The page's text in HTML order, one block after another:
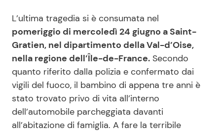
L’ultima tragedia si è consumata nel
pomeriggio di mercoledì 24 giugno a Saint-
Gratien, nel dipartimento della Val-d’Oise,
nella regione dell’Île-de-France. Secondo
quanto riferito dalla polizia e confermato dai
vigili del fuoco, il bambino di appena tre anni è
stato trovato privo di vita all’interno
dell’automobile parcheggiata davanti
all’abitazione di famiglia. A fare la terribile